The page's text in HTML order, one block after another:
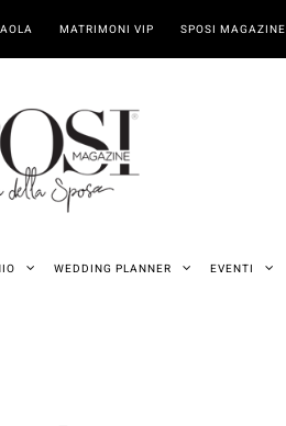
MATRIMONI VIP SPOSI
WEDDING PLANNER EVENTI